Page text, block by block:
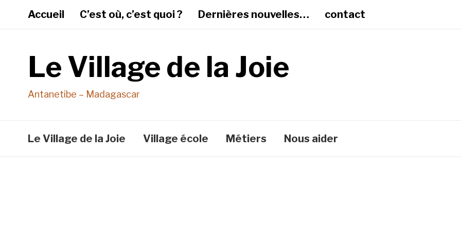
Accueil C’est où, c’est quoi ? Dernières nouvelles… contact
Le Village de la Joie
Antanetibe – Madagascar
Le Village de la Joie Village école Métiers Nous aider